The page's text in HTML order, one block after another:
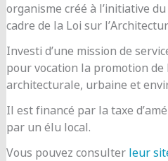
organisme créé à l’initiative
cadre de la Loi sur
Investi d’une mission de
pour vocation la promotion de
architecturale, urbaine et
Il est financé par la taxe
par un élu local.
Vous pouvez consulter leur